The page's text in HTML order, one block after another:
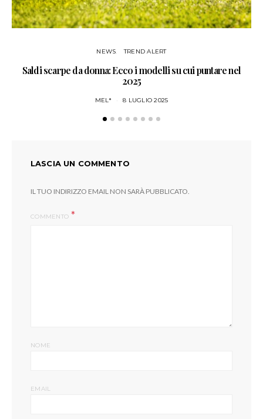
NEWS TREND ALERT
Saldi scarpe da donna: Ecco i modelli su cui puntare nel
2025
MEL* 8 LUGLIO 2025
LASCIA UN COMMENTO
IL TUO INDIRIZZO EMAIL NON SARÀ PUBBLICATO.
COMMENTO
NOME
EMAIL